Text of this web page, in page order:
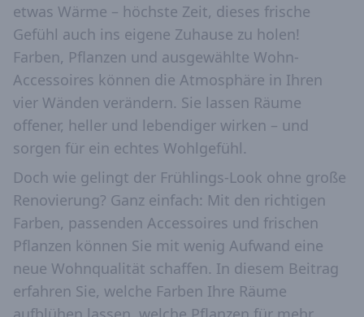
etwas Wärme – höchste Zeit, dieses frische
Gefühl auch ins eigene Zuhause zu holen!
Farben, Pflanzen und ausgewählte Wohn-
Accessoires können die Atmosphäre in Ihren
vier Wänden verändern. Sie lassen Räume
offener, heller und lebendiger wirken – und
sorgen für ein echtes Wohlgefühl.
Doch wie gelingt der Frühlings-Look ohne große
Renovierung? Ganz einfach: Mit den richtigen
Farben, passenden Accessoires und frischen
Pflanzen können Sie mit wenig Aufwand eine
neue Wohnqualität schaffen. In diesem Beitrag
erfahren Sie, welche Farben Ihre Räume